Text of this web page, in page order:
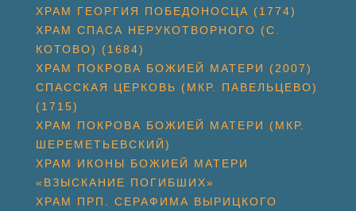
ХРАМ ГЕОРГИЯ ПОБЕДОНОСЦА (1774)
ХРАМ СПАСА НЕРУКОТВОРНОГО (С.
КОТОВО) (1684)
ХРАМ ПОКРОВА БОЖИЕЙ МАТЕРИ (2007)
СПАССКАЯ ЦЕРКОВЬ (МКР. ПАВЕЛЬЦЕВО)
(1715)
ХРАМ ПОКРОВА БОЖИЕЙ МАТЕРИ (МКР.
ШЕРЕМЕТЬЕВСКИЙ)
ХРАМ ИКОНЫ БОЖИЕЙ МАТЕРИ
«ВЗЫСКАНИЕ ПОГИБШИХ»
ХРАМ ПРП. СЕРАФИМА ВЫРИЦКОГО